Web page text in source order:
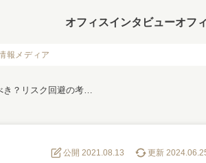
オフィスインタビューオフ
報メディア
公開 2021.08.13 更新